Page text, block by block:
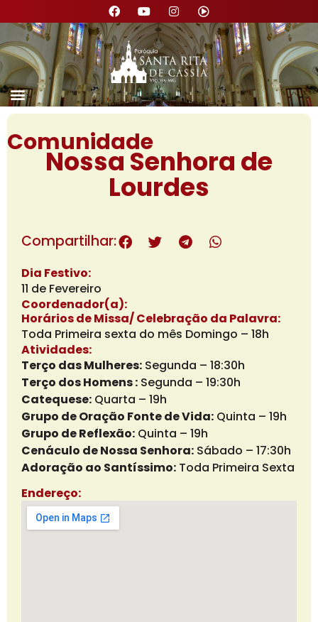
Comunidade
Nossa Senhora de
Lourdes
Compartilhar:
Dia Festivo:
11 de Fevereiro
Coordenador(a):
Horários de Missa/ Celebração da Palavra:
Toda Primeira sexta do mês Domingo – 18h
Atividades:
Terço das Mulheres: Segunda – 18:30h
Terço dos Homens : Segunda – 19:30h
Catequese: Quarta – 19h
Grupo de Oração Fonte de Vida: Quinta – 19h
Grupo de Reflexão: Quinta – 19h
Cenáculo de Nossa Senhora: Sábado – 17:30h
Adoração ao Santíssimo: Toda Primeira Sexta
Endereço: